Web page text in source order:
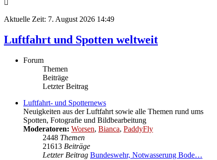
Aktuelle Zeit: 7. August 2026 14:49
Luftfahrt und Spotten weltweit
Forum
Themen
Beiträge
Letzter Beitrag
Luftfahrt- und Spotternews
Neuigkeiten aus der Luftfahrt sowie alle Themen rund ums
Spotten, Fotografie und Bildbearbeitung
Moderatoren: Worsen, Bianca, PaddyFly
2448 Themen
21613 Beiträge
Letzter Beitrag Bundeswehr, Notwasserung Bode…